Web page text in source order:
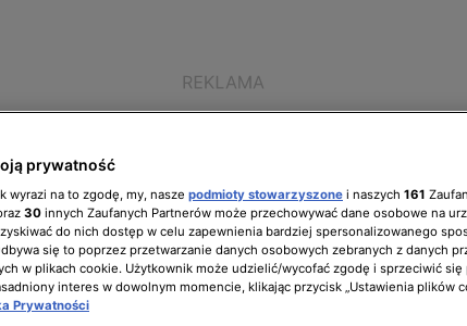
Biuro prasowe Kariera
prywatność
wyrazi na to zgodę, my, nasze podmioty stowarzyszone i naszych 161
30 innych Zaufanych Partnerów może przechowywać dane osobowe na
do nich dostęp w celu zapewnienia bardziej spersonalizowanego
się to poprzez przetwarzanie danych osobowych zebranych z danych
w plikach cookie. Użytkownik może udzielić/wycofać zgodę i sprzeciwić się
interes w dowolnym momencie, klikając przycisk „Ustawienia plików
Prywatności